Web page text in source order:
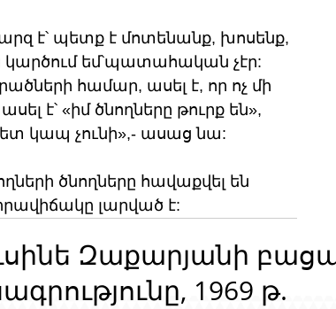
է՝ պետք է մոտենանք, խոսենք,
կարծում եմ՝պատահական չէր:
համար, ասել է, որ ոչ մի
է՝ «իմ ծնողները թուրք են»,
կապ չունի»,- ասաց նա:
ծնողները հավաքվել են
լարված է:
Զաքարյանի
1969 թ.